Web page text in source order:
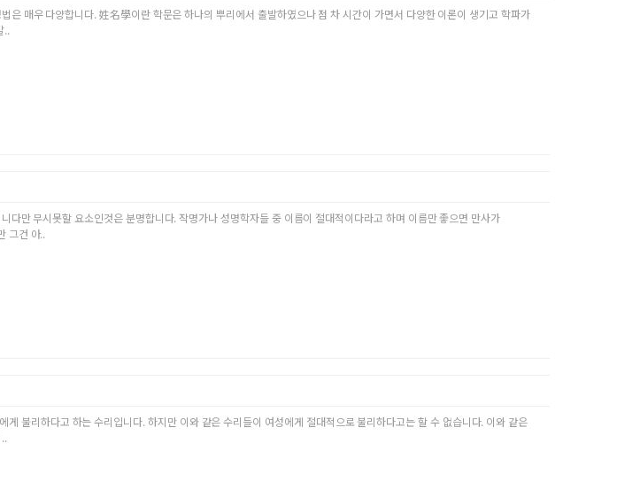
은 매우 다양합니다. 姓名學이란 학문은 하나의 뿌리에서 출발하였으나 점 차 시간이 가면서 다양한 이론이 생기고 학파가
..
다만 무시못할 요소인것은 분명합니다. 작명가나 성명학자들 중 이름이 절대적이다라고 하며 이름만 좋으면 만사가
그건 아..
불리하다고 하는 수리입니다. 하지만 이와 같은 수리들이 여성에게 절대적으로 불리하다고는 할 수 없습니다. 이와 같은